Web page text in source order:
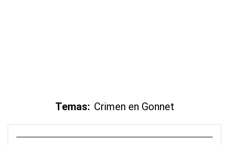
Temas: Crimen en Gonnet